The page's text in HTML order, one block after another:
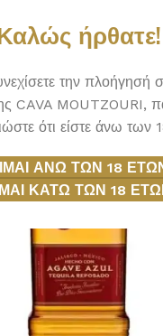
ήρθατε!
την πλοήγησή
CAVA MOUTZOURI,
ότι είστε άνω των
ΆΝΩ ΤΩΝ 18
ΚΆΤΩ ΤΩΝ 18